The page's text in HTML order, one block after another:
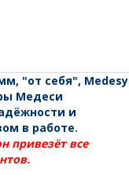
"от себя", Medesy
Медеси
и
в работе.
привезёт все